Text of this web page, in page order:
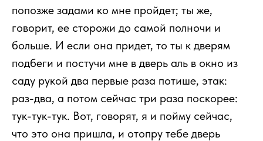
попозже задами ко мне пройдет; ты же,
говорит, ее сторожи до самой полночи и
больше. И если она придет, то ты к дверям
подбеги и постучи мне в дверь аль в окно из
саду рукой два первые раза потише, этак:
раз-два, а потом сейчас три раза поскорее:
тук-тук-тук. Вот, говорят, я и пойму сейчас,
что это она пришла, и отопру тебе дверь